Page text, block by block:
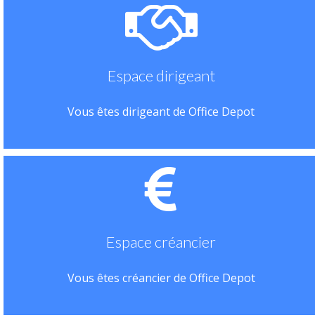
Espace dirigeant
Vous êtes dirigeant de Office Depot
Espace créancier
Vous êtes créancier de Office Depot